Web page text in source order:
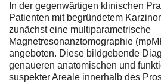
In der gegenwärtigen klinischen
Patienten mit begründetem
zunächst eine multiparametrische
Magnetresonanztomographie
angeboten. Diese bildgebende
genaueren anatomischen und
suspekter Areale innerhalb des